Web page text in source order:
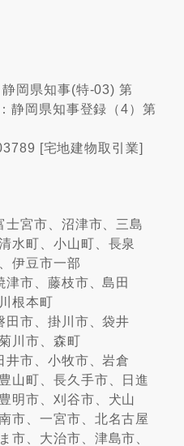
岡県知事(特-03) 第
岡県知事登録（4）第
[宅地建物取引業]
士宮市、沼津市、三島
水町、小山町、長泉
伊豆市一部
津市、藤枝市、島田
根本町
田市、掛川市、袋井
川市、森町
井市、小牧市、岩倉
山町、長久手市、日進
明市、刈谷市、犬山
市、一宮市、北名古屋
市、大治市、津島市、